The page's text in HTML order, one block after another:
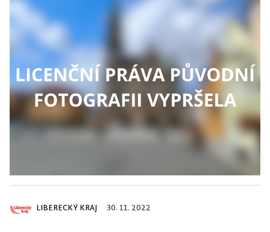
LIBERECKÝ KRAJ 30. 11. 2022